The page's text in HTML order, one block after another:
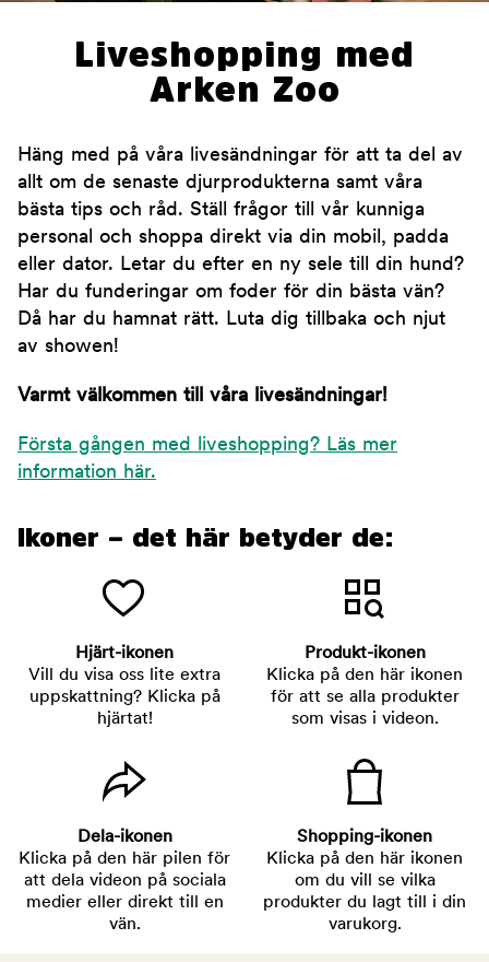
Liveshopping med
Arken Zoo
Häng med på våra livesändningar för att ta del av
allt om de senaste djurprodukterna samt våra
bästa tips och råd. Ställ frågor till vår kunniga
personal och shoppa direkt via din mobil, padda
eller dator. Letar du efter en ny sele till din hund?
Har du funderingar om foder för din bästa vän?
Då har du hamnat rätt. Luta dig tillbaka och njut
av showen!
Varmt välkommen till våra livesändningar!
Första gången med liveshopping? Läs mer
information här.
Ikoner – det här betyder de:
Hjärt-ikonen
Vill du visa oss lite extra
uppskattning? Klicka på
hjärtat!
Produkt-ikonen
Klicka på den här ikonen
för att se alla produkter
som visas i videon.
Dela-ikonen
Klicka på den här pilen för
att dela videon på sociala
medier eller direkt till en
vän.
Shopping-ikonen
Klicka på den här ikonen
om du vill se vilka
produkter du lagt till i din
varukorg.